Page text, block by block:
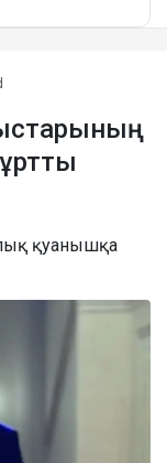
қуанышқа